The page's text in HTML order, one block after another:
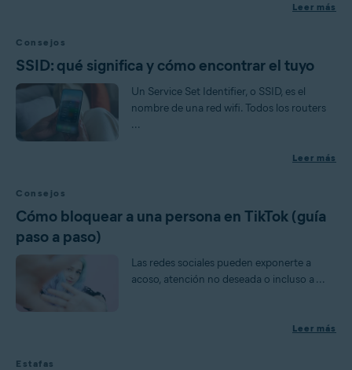
Leer más
Consejos
SSID: qué significa y cómo encontrar el tuyo
Un Service Set Identifier, o SSID, es el
nombre de una red wifi. Todos los routers
...
Leer más
Consejos
Cómo bloquear a una persona en TikTok (guía
paso a paso)
Las redes sociales pueden exponerte a
acoso, atención no deseada o incluso a ...
Leer más
Estafas